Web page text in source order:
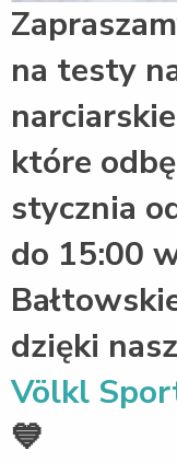
na testy
które
stycznia
do 15:00
dzięki
Völkl
💙